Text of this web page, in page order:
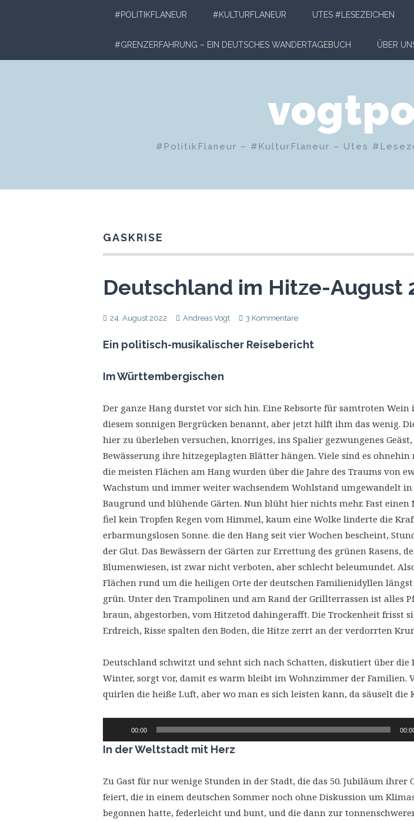
#POLITIKFLANEUR #KULTURFLANEUR UTES #LESEZEICHEN
#GRENZERFAHRUNG – EIN DEUTSCHES WANDERTAGEBUCH ÜBER
#PolitikFlaneur – #KulturFlaneur – Utes
GASKRISE
Deutschland im Hitze-August
24. August 2022 Andreas Vogt 3 Kommentare
Ein politisch-musikalischer Reisebericht
Im Württembergischen
Der ganze Hang durstet vor sich hin. Eine Rebsorte für samtroten Wein
diesem sonnigen Bergrücken benannt, aber jetzt hilft ihm das wenig.
hier zu überleben versuchen, knorriges, ins Spalier gezwungenes
Bewässerung ihre hitzegeplagten Blätter hängen. Viele sind es ohnehin
die meisten Flächen am Hang wurden über die Jahre des Traums von
Wachstum und immer weiter wachsendem Wohlstand umgewandelt
Baugrund und blühende Gärten. Nun blüht hier nichts mehr. Fast einen
fiel kein Tropfen Regen vom Himmel, kaum eine Wolke linderte die
erbarmungslosen Sonne. die den Hang seit vier Wochen bescheint,
der Glut. Das Bewässern der Gärten zur Errettung des grünen Rasens,
Blumenwiesen, ist zwar nicht verboten, aber schlecht beleumundet.
Flächen rund um die heiligen Orte der deutschen Familienidyllen
grün. Unter den Trampolinen und am Rand der Grillterrassen ist alles
braun, abgestorben, vom Hitzetod dahingerafft. Die Trockenheit frisst
Erdreich, Risse spalten den Boden, die Hitze zerrt an der verdorrten
Deutschland schwitzt und sehnt sich nach Schatten, diskutiert über die
Winter, sorgt vor, damit es warm bleibt im Wohnzimmer der Familien.
quirlen die heiße Luft, aber wo man es sich leisten kann, da säuselt die
Player
00:00
In der Weltstadt mit Herz
Zu Gast für nur wenige Stunden in der Stadt, die das 50. Jubiläum ihrer
feiert, die in einem deutschen Sommer noch ohne Diskussion um
begonnen hatte, federleicht und bunt, und die dann zur